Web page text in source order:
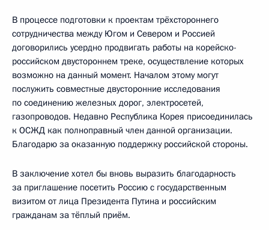
В процессе подготовки к проектам трёхстороннего
сотрудничества между Югом и Севером и Россией
договорились усердно продвигать работы на корейско-
российском двустороннем треке, осуществление которых
возможно на данный момент. Началом этому могут
послужить совместные двусторонние исследования
по соединению железных дорог, электросетей,
газопроводов. Недавно Республика Корея присоединилась
к ОСЖД как полноправный член данной организации.
Благодарю за оказанную поддержку российской стороны.
В заключение хотел бы вновь выразить благодарность
за приглашение посетить Россию с государственным
визитом от лица Президента Путина и российским
гражданам за тёплый приём.